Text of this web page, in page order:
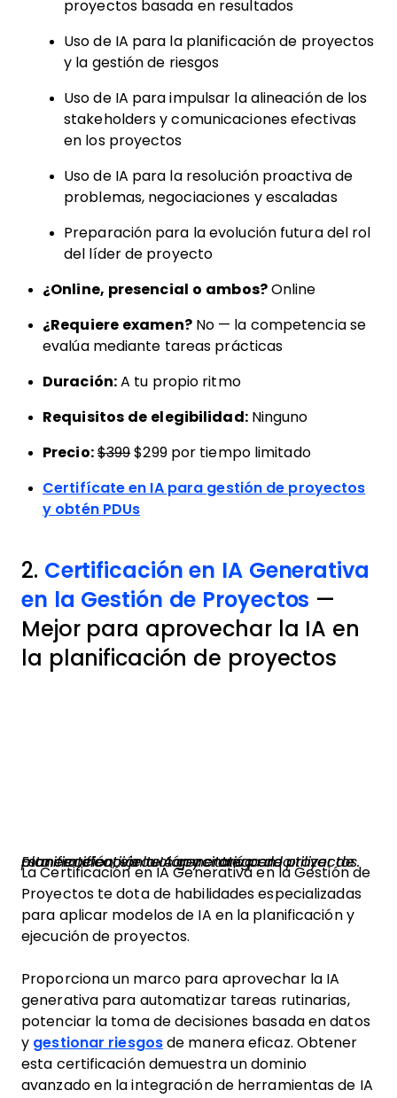
proyectos basada en resultados
Uso de IA para la planificación de proyectos
y la gestión de riesgos
Uso de IA para impulsar la alineación de los
stakeholders y comunicaciones efectivas
en los proyectos
Uso de IA para la resolución proactiva de
problemas, negociaciones y escaladas
Preparación para la evolución futura del rol
del líder de proyecto
¿Online, presencial o ambos?Online
¿Requiere examen?No — la competencia se
evalúa mediante tareas prácticas
Duración:A tu propio ritmo
Requisitos de elegibilidad:Ninguno
Precio: $399$299 por tiempo limitado
Certifícate en IA para gestión de proyectos
y obtén PDUs
2. Certificación en IA Generativa
en la Gestión de Proyectos —
Mejor para aprovechar la IA en
la planificación de proyectos
Esta certificación te capacitará para utilizar de manera efectiva la IA generativa en la planificación, ejecución y entrega de proyectos.
La Certificación en IA Generativa en la Gestión de
Proyectos te dota de habilidades especializadas
para aplicar modelos de IA en la planificación y
ejecución de proyectos.
Proporciona un marco para aprovechar la IA
generativa para automatizar tareas rutinarias,
potenciar la toma de decisiones basada en datos
y gestionar riesgosde manera eficaz. Obtener
esta certificación demuestra un dominio
avanzado en la integración de herramientas de IA